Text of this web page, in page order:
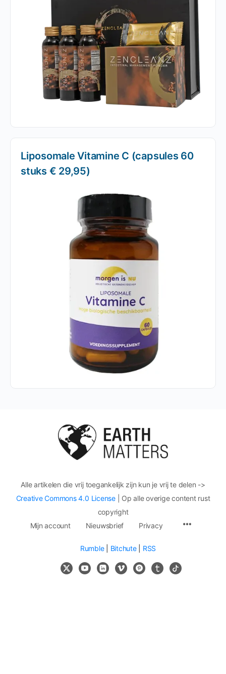
Liposomale Vitamine C (capsules 60
stuks € 29,95)
Alle artikelen die vrij toegankelijk zijn kun je vrij te delen ->
Creative Commons 4.0 License| Op alle overige content rust
copyright
Mijn account
Nieuwsbrief Privacy
Rumble| Bitchute| RSS